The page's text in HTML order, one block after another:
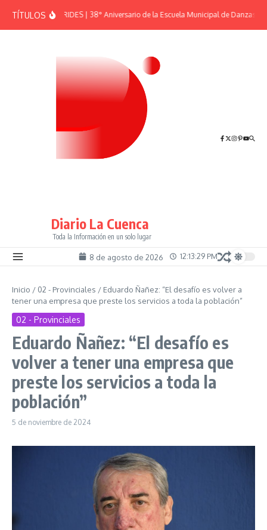
TÍTULOSEFEMÉRIDES | 38° Aniversario de la Escuela Municipal de Danzas “El
Diario La Cuenca
Toda la Información en un solo lugar
8 de agosto de 2026 12:13:29 PM
Inicio / 02 - Provinciales / Eduardo Ñañez: “El desafío es volver a
tener una empresa que preste los servicios a toda la población”
02 - Provinciales
Eduardo Ñañez: “El desafío es
volver a tener una empresa que
preste los servicios a toda la
población”
5 de noviembre de 2024